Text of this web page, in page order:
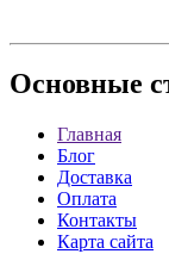
Основные
Главная
Блог
Доставка
Оплата
Контакты
Карта сайта